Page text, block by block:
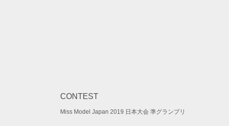
CONTEST
Miss Model Japan 2019 日本大会 準グランプリ